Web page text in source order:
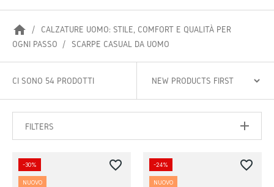
home
CALZATURE UOMO: STILE, COMFORT E QUALITÀ PER
OGNI PASSO
SCARPE CASUAL DA UOMO
CI SONO 54 PRODOTTI
FILTERS
-30%
NUOVO
favorite_border -24%
NUOVO
favorite_border